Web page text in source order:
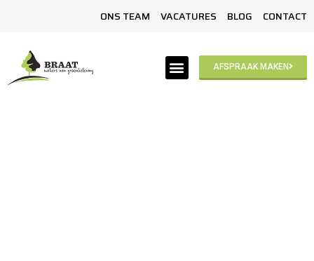
ONS TEAM VACATURES BLOG CONTACT
AFSPRAAK MAKEN